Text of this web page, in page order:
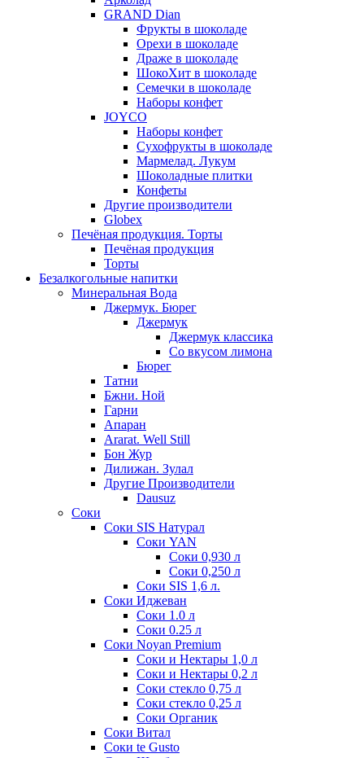
GRAND Dian
Фрукты в шоколаде
Орехи в шоколаде
Драже в шоколаде
ШокоХит в шоколаде
Семечки в шоколаде
Наборы конфет
JOYCO
Наборы конфет
Сухофрукты в шоколаде
Мармелад. Лукум
Шоколадные плитки
Конфеты
Другие производители
Globex
Печёная продукция. Торты
Печёная продукция
Торты
Безалкогольные напитки
Минеральная Вода
Джермук. Бюрег
Джермук
Джермук классика
Со вкусом лимона
Бюрег
Татни
Бжни. Ной
Гарни
Апаран
Ararat. Well Still
Бон Жур
Дилижан. Зулал
Другие Производители
Dausuz
Соки
Соки SIS Натурал
Соки YAN
Соки 0,930 л
Соки 0,250 л
Соки SIS 1,6 л.
Соки Иджеван
Соки 1.0 л
Соки 0.25 л
Соки Noyan Premium
Соки и Нектары 1,0 л
Соки и Нектары 0,2 л
Соки стекло 0,75 л
Соки стекло 0,25 л
Соки Органик
Соки Витал
Соки te Gusto